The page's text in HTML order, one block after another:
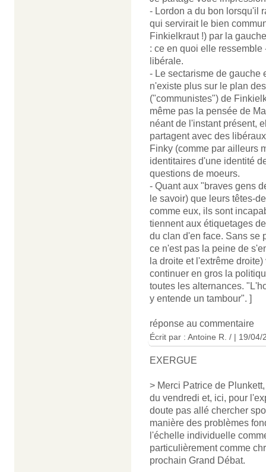
- Lordon a du bon lorsqu'il
qui servirait le bien
Finkielkraut !) par la
: ce en quoi elle
libérale.
- Le sectarisme de gauche
n'existe plus sur le plan
("communistes") de
même pas la pensée de
néant de l'instant présent,
partagent avec des
Finky (comme par ailleurs
identitaires d'une identité
questions de moeurs.
- Quant aux "braves gens
le savoir) que leurs têtes-
comme eux, ils sont
tiennent aux étiquetages
du clan d'en face. Sans se
ce n'est pas la peine de
la droite et l'extrême
continuer en gros la
toutes les alternances.
y entende un tambour". ]
réponse au commentaire
Écrit par : Antoine R. / | 19/04/
EXERGUE
> Merci Patrice de
du vendredi et, ici, pour
doute pas allé chercher
manière des problèmes
l'échelle individuelle
particulièrement comme
prochain Grand Débat.